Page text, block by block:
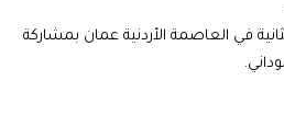
في العاصمة الأردنية عمان بمشاركة